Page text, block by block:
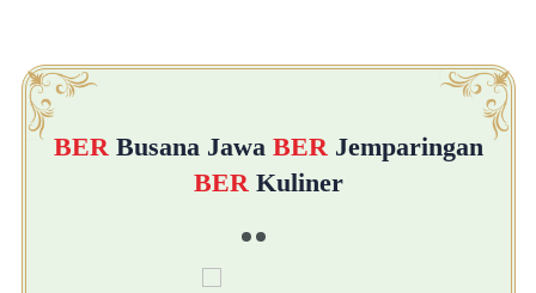
BER Busana Jawa BER Jemparingan
BER Kuliner